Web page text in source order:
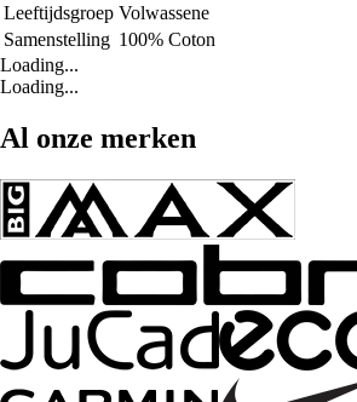
Leeftijdsgroep Volwassene
Samenstelling 100% Coton
Loading...
Loading...
Al onze merken